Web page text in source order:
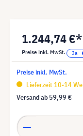
1.244,74 €*
Preise inkl. MwSt.
Preise inkl. MwSt.
Lieferzeit 10-14
Versand ab 59,99 €